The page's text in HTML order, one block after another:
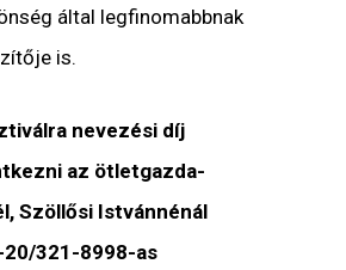
által legfinomabbnak
is.
nevezési díj
az ötletgazda-
Szöllősi Istvánnénál
20/321-8998-as